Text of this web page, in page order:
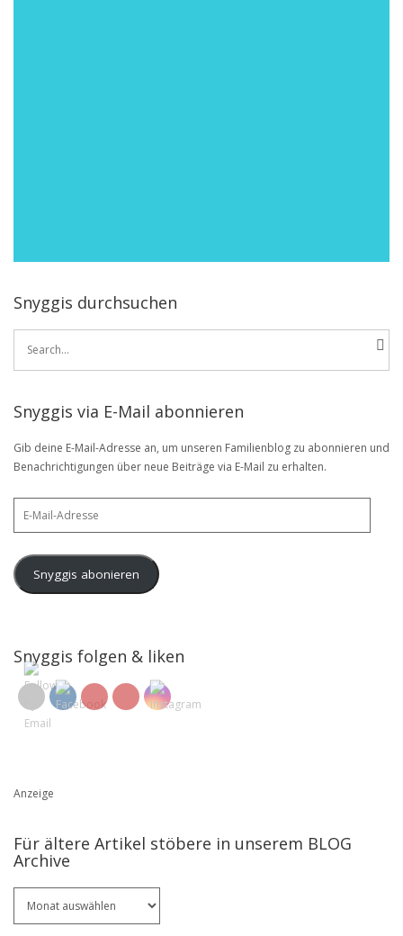
Snyggis durchsuchen
Search
Snyggis via E-Mail abonnieren
Gib deine E-Mail-Adresse an, um unseren Familienblog zu abonnieren und
Benachrichtigungen über neue Beiträge via E-Mail zu erhalten.
Snyggis abonieren
Snyggis folgen & liken
Anzeige
Für ältere Artikel stöbere in unserem BLOG
Archive
ältere